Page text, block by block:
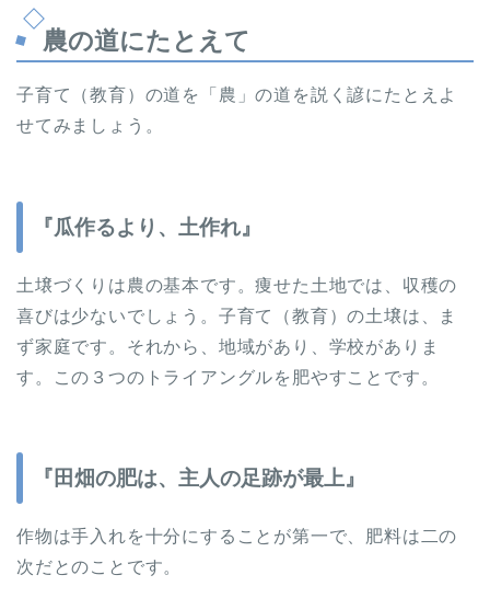
農の道にたとえて
子育て（教育）の道を「農」の道を説く諺にたとえよ
せてみましょう。
『瓜作るより、土作れ』
土壌づくりは農の基本です。痩せた土地では、収穫の
喜びは少ないでしょう。子育て（教育）の土壌は、ま
ず家庭です。それから、地域があり、学校がありま
す。この３つのトライアングルを肥やすことです。
『田畑の肥は、主人の足跡が最上』
作物は手入れを十分にすることが第一で、肥料は二の
次だとのことです。